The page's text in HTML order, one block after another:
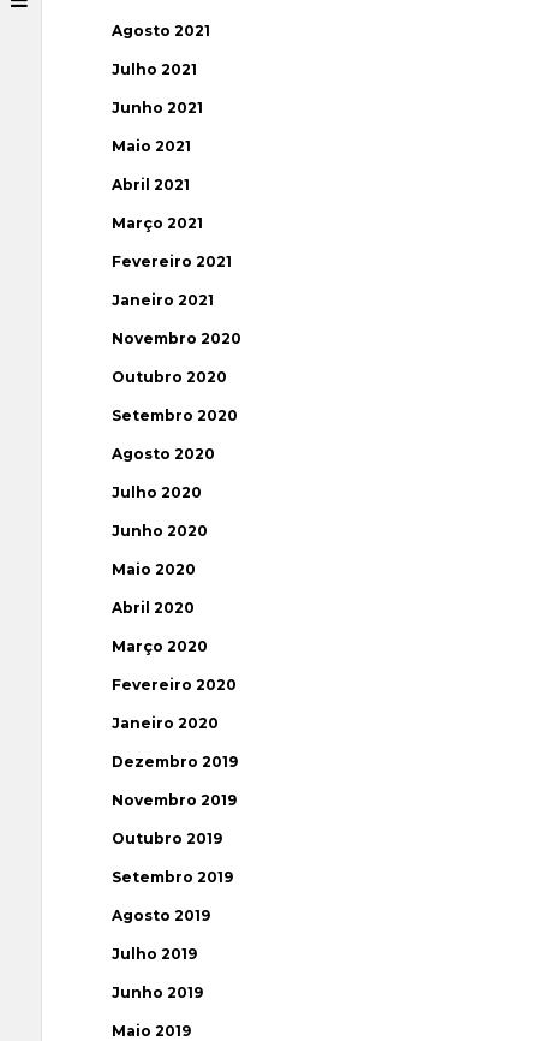
Agosto 2021
Julho 2021
Junho 2021
Maio 2021
Abril 2021
Março 2021
Fevereiro 2021
Janeiro 2021
Novembro 2020
Outubro 2020
Setembro 2020
Agosto 2020
Julho 2020
Junho 2020
Maio 2020
Abril 2020
Março 2020
Fevereiro 2020
Janeiro 2020
Dezembro 2019
Novembro 2019
Outubro 2019
Setembro 2019
Agosto 2019
Julho 2019
Junho 2019
Maio 2019